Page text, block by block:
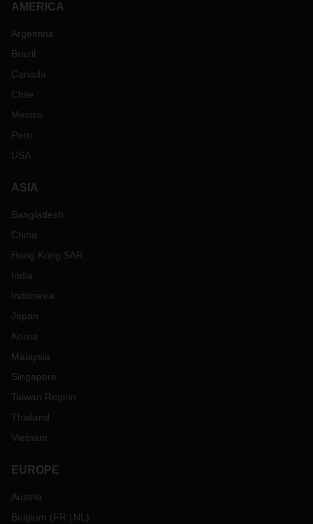
AMERICA
Argentina
Brazil
Canada
Chile
Mexico
Peru
USA
ASIA
Bangladesh
China
Hong Kong SAR
India
Indonesia
Japan
Korea
Malaysia
Singapore
Taiwan Region
Thailand
Vietnam
EUROPE
Austria
Belgium (FR NL )